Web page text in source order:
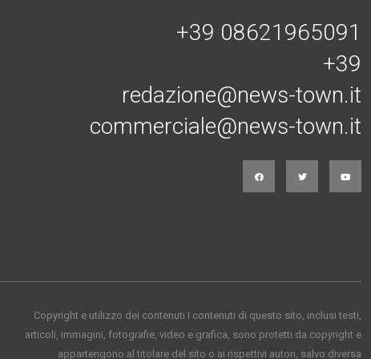
+39 08621965091
+39
redazione@news-town.it
commerciale@news-town.it
Copyright e utilizzo dei contenuti I contenuti di questo sito, inclusi testi,
articoli, immagini, fotografie, video e grafica, sono protetti da copyright e
appartengono al titolare del sito o ai rispettivi autori, salvo diversa